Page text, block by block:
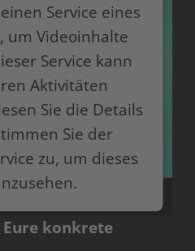
Service eines
um Videoinhalte
Service kann
Aktivitäten
Sie die Details
Sie der
zu, um dieses
Eure konkrete